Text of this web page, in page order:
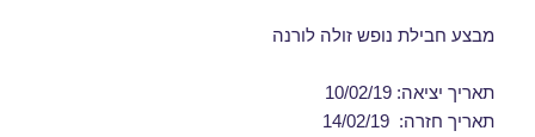
מבצע חבילת נופש זולה לורנה
תאריך יציאה: 10/02/19
תאריך חזרה: 14/02/19